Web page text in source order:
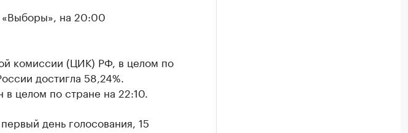
«Выборы», на 20:00
комиссии (ЦИК) РФ, в целом по
достигла 58,24%.
целом по стране на 22:10.
день голосования, 15